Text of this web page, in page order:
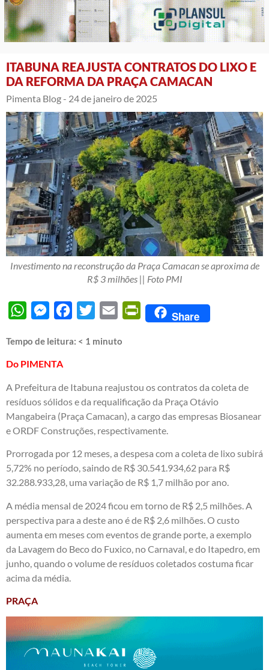
ITABUNA REAJUSTA CONTRATOS DO LIXO E
DA REFORMA DA PRAÇA CAMACAN
Pimenta Blog - 24 de janeiro de 2025
Investimento na reconstrução da Praça Camacan se aproxima de
R$ 3 milhões || Foto PMI
WhatsAppMessengerFacebook
Twitter Email PrintFriendly
Share
Tempo de leitura: < 1 minuto
Do PIMENTA
A Prefeitura de Itabuna reajustou os contratos da coleta de
resíduos sólidos e da requalificação da Praça Otávio
Mangabeira (Praça Camacan), a cargo das empresas Biosanear
e ORDF Construções, respectivamente.
Prorrogada por 12 meses, a despesa com a coleta de lixo subirá
5,72% no período, saindo de R$ 30.541.934,62 para R$
32.288.933,28, uma variação de R$ 1,7 milhão por ano.
A média mensal de 2024 ficou em torno de R$ 2,5 milhões. A
perspectiva para a deste ano é de R$ 2,6 milhões. O custo
aumenta em meses com eventos de grande porte, a exemplo
da Lavagem do Beco do Fuxico, no Carnaval, e do Itapedro, em
junho, quando o volume de resíduos coletados costuma ficar
acima da média.
PRAÇA